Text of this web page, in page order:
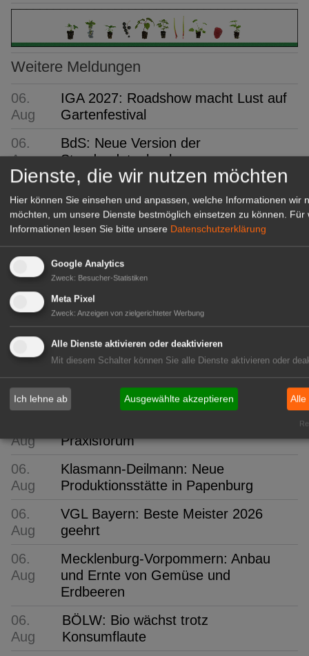
Weitere Meldungen
06.
Aug
IGA 2027: Roadshow macht Lust auf
Gartenfestival
06.
Aug
BdS: Neue Version der
Staudendatenbank
06.
Aug
BfR, MRI und BZfE: Aus drei mach
eins
06.
Aug
Philadelphia: 55. Fleuroselect-
Convention
06. Aug Javo: Stellt Javo Orange vor
06. Aug PKM: Ein neues Kapitel beginnt
06.
Aug
Gartenbauliche Fachberatung
06.
Aug
Baumschule Martens: Struktur für
den Garten von morgen
Aug
Praxisforum
06.
Aug
Klasmann-Deilmann: Neue
Produktionsstätte in Papenburg
06.
Aug
VGL Bayern: Beste Meister 2026
geehrt
06.
Aug
Mecklenburg-Vorpommern: Anbau
und Ernte von Gemüse und
Erdbeeren
06.
Aug
BÖLW: Bio wächst trotz
Konsumflaute
Dienste, die wir nutzen möchten
Hier können Sie einsehen und anpassen, welche Informationen wir
möchten, um unsere Dienste bestmöglich einsetzen zu können.
Für
Informationen lesen Sie bitte unsere Datenschutzerklärung
Google Analytics
Zweck: Besucher-Statistiken
Meta Pixel
Zweck: Anzeigen von zielgerichteter Werbung
Alle Dienste aktivieren oder deaktivieren
Mit diesem Schalter können Sie alle Dienste aktivieren oder
Ich lehne ab Ausgewählte akzeptieren Alle